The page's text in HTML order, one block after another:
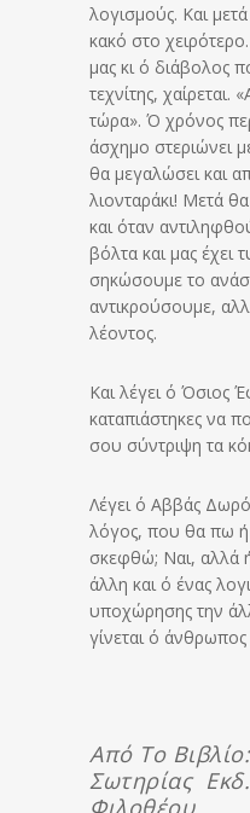
λογισμούς. Και
κακό στο
μας κι ό διάβολος
τεχνίτης, χαίρεται.
τώρα». Ό χρόνος
άσχημο στεριώνει
θα μεγαλώσει και
λιονταράκι! Μετά
και όταν
βόλτα και μας έχει
σηκώσουμε το
αντικρούσουμε,
λέοντος.
Και λέγει ό Όσιος
καταπιάστηκες να
σου σύντριψη τα
Λέγει ό Αββάς
λόγος, που θα πω ή
σκεφθώ; Ναι, αλλά
άλλη και ό ένας
υποχώρησης την
γίνεται ό
Από Το
Σωτηρίας
Φιλοθέου